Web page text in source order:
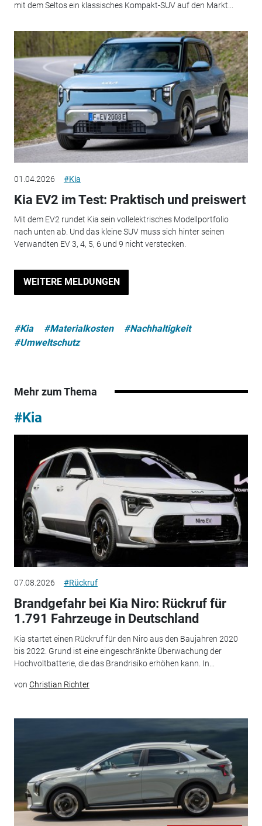
mit dem Seltos ein klassisches Kompakt-SUV auf den Markt...
01.04.2026 #Kia
Kia EV2 im Test: Praktisch und preiswert
Mit dem EV2 rundet Kia sein vollelektrisches Modellportfolio
nach unten ab. Und das kleine SUV muss sich hinter seinen
Verwandten EV 3, 4, 5, 6 und 9 nicht verstecken.
WEITERE MELDUNGEN
#Kia #Materialkosten
#Nachhaltigkeit
#Umweltschutz
Mehr zum Thema
#Kia
07.08.2026 #Rückruf
Brandgefahr bei Kia Niro: Rückruf für
1.791 Fahrzeuge in Deutschland
Kia startet einen Rückruf für den Niro aus den Baujahren 2020
bis 2022. Grund ist eine eingeschränkte Überwachung der
Hochvoltbatterie, die das Brandrisiko erhöhen kann. In...
von Christian Richter